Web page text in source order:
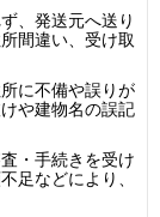
、発送元へ送り
間違い、受け取
に不備や誤りが
や建物名の誤記
・手続きを受け
足などにより、